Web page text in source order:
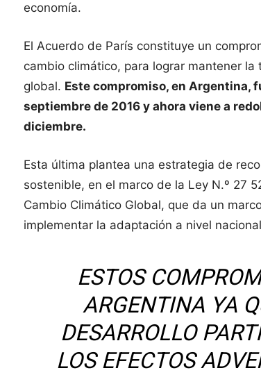
economía.
El Acuerdo de París constituye un
cambio climático, para lograr mantener
global. Este compromiso, en Argentina,
septiembre de 2016 y ahora viene a
diciembre.
Esta última plantea una estrategia de
sostenible, en el marco de la Ley N.º 27
Cambio Climático Global, que da un
implementar la adaptación a nivel
ESTOS
ARGENTINA YA
DESARROLLO
LOS EFECTOS